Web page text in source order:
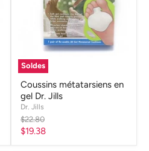
Soldes
Coussins métatarsiens en
gel Dr. Jills
Dr. Jills
Prix
d'origine
$22.80
Prix
$19.38